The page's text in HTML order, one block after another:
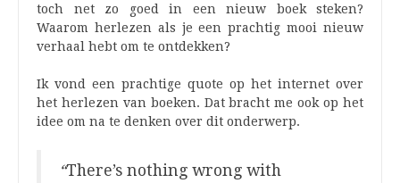
toch net zo goed in een nieuw boek steken?
Waarom herlezen als je een prachtig mooi nieuw
verhaal hebt om te ontdekken?
Ik vond een prachtige quote op het internet over
het herlezen van boeken. Dat bracht me ook op het
idee om na te denken over dit onderwerp.
“There’s nothing wrong with